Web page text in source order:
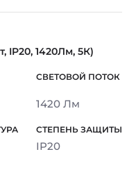
IP20, 1420Лм, 5К)
1420 Лм
IP20